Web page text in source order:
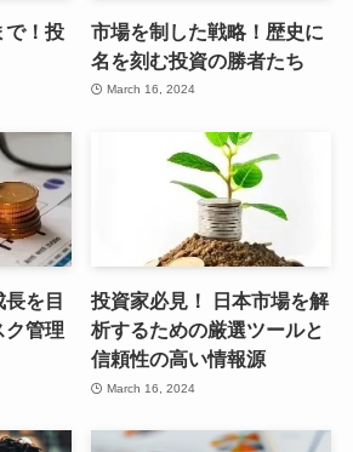
で！投
市場を制した戦略！歴史に
名を刻む投資の勝者たち
March 16, 2024
を目
ク管理
投資家必見！ 日本市場を解
析するための厳選ツールと
信頼性の高い情報源
March 16, 2024